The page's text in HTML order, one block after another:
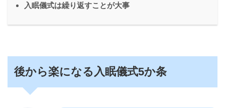
入眠儀式は繰り返すことが大事
後から楽になる入眠儀式5か条